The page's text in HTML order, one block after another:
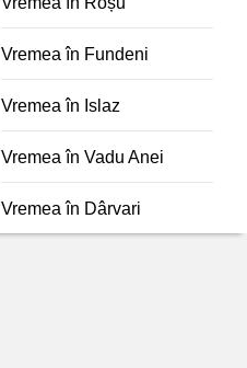
Vremea în Fundeni
Vremea în Islaz
Vremea în Vadu Anei
Vremea în Dârvari